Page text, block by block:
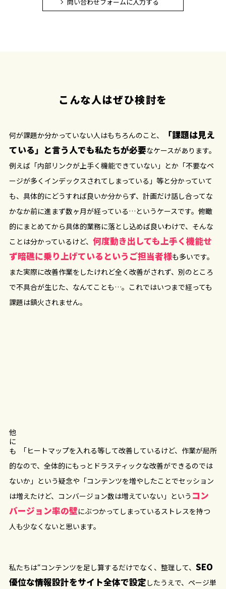
こんな人はぜひ検討を
何が課題か分かっていない人はもちろんのこと、
「課題は見え
ている」と言う人でも私たちが必要なケースがあります。
例えば「内部リンクが上手く機能できていない」とか「不要なペ
ージが多くインデックスされてしまっている」等と分かっていて
も、具体的にどうすれば良いか分からず、計画だけ話し合ってな
かなか前に進まず数ヶ月が経っている…というケースです。俯瞰
的にまとめてから具体的業務に落とし込めば良いわけで、そんな
ことは分かっているけど、 何度動き出しても上手く機能せ
ず暗礁に乗り上げているというご担当者様も多いです。
また実際に改善作業をしたけれど全く改善がされず、別のところ
で不具合が生じた、なんてことも…。これではいつまで経っても
課題は鎮火されません。
他にも
「ヒートマップを入れる等して改善しているけど、作業が局所
的なので、全体的にもっとドラスティックな改善ができるのでは
ないか」という疑念や「コンテンツを増やしたことでセッション
は増えたけど、コンバージョン数は増えていない」という コン
バージョン率の壁にぶつかってしまっているストレスを持つ
人も少なくないと思います。
私たちは“コンテンツを足し算するだけでなく、整理して、 SEO
優位な情報設計をサイト全体で設定 したうえで、ページ単